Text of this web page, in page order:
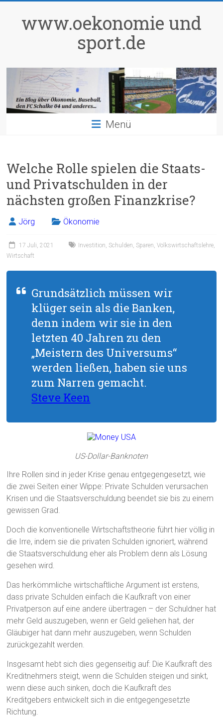
springenwww.oekonomie und
sport.de
Menü
Welche Rolle spielen die Staats-
und Privatschulden in der
nächsten großen Finanzkrise?
Jörg Ökonomie
17 Juli, 2021 Investition, Schulden, Sparen,Volkswirtschaftslehre,
Wirtschaft
Grundsätzlich müssen wir
klüger sein als die Banken,
denn indem wir sie in den
letzten 40 Jahren zu den
„Meistern des Universums“
werden ließen, haben sie uns
zum Narren gemacht.
Steve Keen
US-Dollar-Banknoten
Ihre Rollen sind in jeder Krise genau entgegengesetzt, wie
die zwei Seiten einer Wippe: Private Schulden verursachen
Krisen und die Staatsverschuldung beendet sie bis zu einem
gewissen Grad.
Doch die konventionelle Wirtschaftstheorie führt hier völlig in
die Irre, indem sie die privaten Schulden ignoriert, während
die Staatsverschuldung eher als Problem denn als Lösung
gesehen wird.
Das herkömmliche wirtschaftliche Argument ist erstens,
dass private Schulden einfach die Kaufkraft von einer
Privatperson auf eine andere übertragen – der Schuldner hat
mehr Geld auszugeben, wenn er Geld geliehen hat, der
Gläubiger hat dann mehr auszugeben, wenn Schulden
zurückgezahlt werden.
Insgesamt hebt sich dies gegenseitig auf: Die Kaufkraft des
Kreditnehmers steigt, wenn die Schulden steigen und sinkt,
wenn diese auch sinken, doch die Kaufkraft des
Kreditgebers entwickelt sich in die entgegengesetzte
Richtung.